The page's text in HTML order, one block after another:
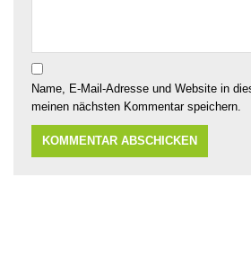
Name, E-Mail-Adresse und Website in
meinen nächsten Kommentar speichern.